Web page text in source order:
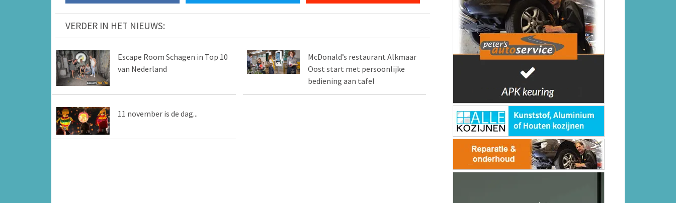
VERDER IN HET NIEUWS:
Escape Room Schagen in Top 10
van Nederland
McDonald’s restaurant Alkmaar
Oost start met persoonlijke
bediening aan tafel
11 november is de dag...